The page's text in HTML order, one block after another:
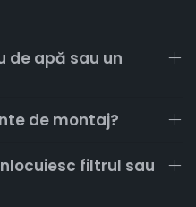
de apă sau un
de montaj?
filtrul sau